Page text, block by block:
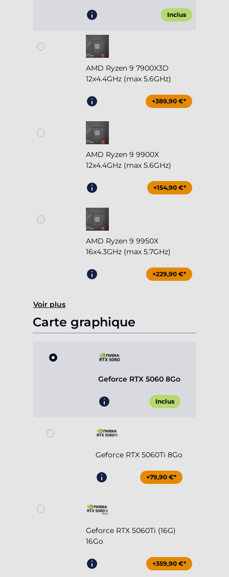
Inclus
AMD Ryzen 9 7900X3D
12x4.4GHz (max 5.6GHz)
+389,90 €*
AMD Ryzen 9 9900X
12x4.4GHz (max 5.6GHz)
+154,90 €*
AMD Ryzen 9 9950X
16x4.3GHz (max 5.7GHz)
+229,90 €*
Voir plus
Carte graphique
Geforce RTX 5060 8Go
Inclus
Geforce RTX 5060Ti 8Go
+79,90 €*
Geforce RTX 5060Ti (16G)
16Go
+359,90 €*